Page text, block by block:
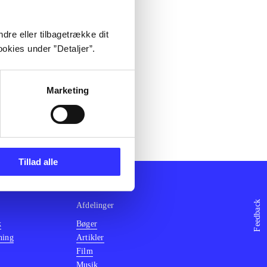
eller tilbagetrække dit
under ”Detaljer”.
Marketing
Tillad alle
Feedback
Afdelinger
Bøger
Artikler
Film
Musik